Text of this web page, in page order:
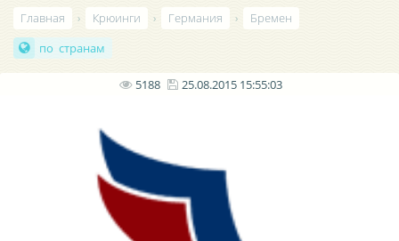
Главная › Крюинги › Германия ›
Бремен
по странам
5188 25.08.2015 15:55:03